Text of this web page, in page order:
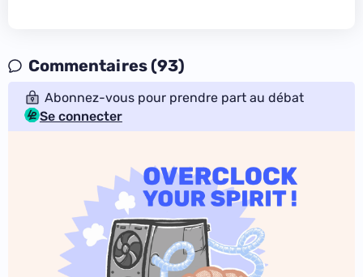
Commentaires (93)
Abonnez-vous pour prendre part au débat
Se connecter